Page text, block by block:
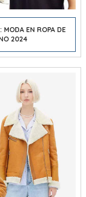
EN ROPA DE
2024